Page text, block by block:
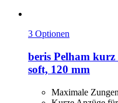
3 Optionen
beris Pelham kurz
soft, 120 mm
Maximale